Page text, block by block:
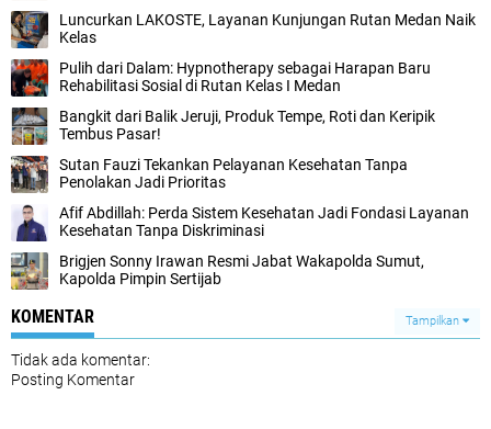
Luncurkan LAKOSTE, Layanan Kunjungan Rutan Medan Naik
Kelas
Pulih dari Dalam: Hypnotherapy sebagai Harapan Baru
Rehabilitasi Sosial di Rutan Kelas I Medan
Bangkit dari Balik Jeruji, Produk Tempe, Roti dan Keripik
Tembus Pasar!
Sutan Fauzi Tekankan Pelayanan Kesehatan Tanpa
Penolakan Jadi Prioritas
Afif Abdillah: Perda Sistem Kesehatan Jadi Fondasi Layanan
Kesehatan Tanpa Diskriminasi
Brigjen Sonny Irawan Resmi Jabat Wakapolda Sumut,
Kapolda Pimpin Sertijab
KOMENTAR Tampilkan
Tidak ada komentar:
Posting Komentar